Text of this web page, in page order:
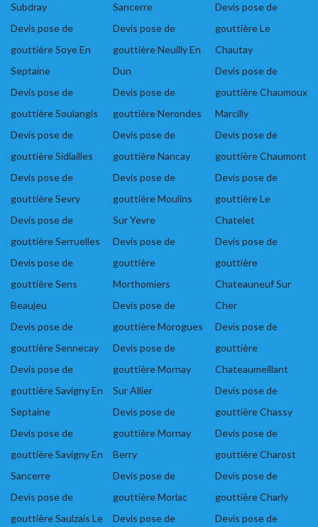
Subdray
Devis pose de
gouttière Soye En
Septaine
Devis pose de
gouttière Soulangis
Devis pose de
gouttière Sidiailles
Devis pose de
gouttière Sevry
Devis pose de
gouttière Serruelles
Devis pose de
gouttière Sens
Beaujeu
Devis pose de
gouttière Sennecay
Devis pose de
gouttière Savigny En
Septaine
Devis pose de
gouttière Savigny En
Sancerre
Devis pose de
gouttière Saulzais Le
Sancerre
Devis pose de
gouttière Neuilly En
Dun
Devis pose de
gouttière Nerondes
Devis pose de
gouttière Nancay
Devis pose de
gouttière Moulins
Sur Yevre
Devis pose de
gouttière
Morthomiers
Devis pose de
gouttière Morogues
Devis pose de
gouttière Mornay
Sur Allier
Devis pose de
gouttière Mornay
Berry
Devis pose de
gouttière Morlac
Devis pose de
Devis pose de
gouttière Le
Chautay
Devis pose de
gouttière Chaumoux
Marcilly
Devis pose de
gouttière Chaumont
Devis pose de
gouttière Le
Chatelet
Devis pose de
gouttière
Chateauneuf Sur
Cher
Devis pose de
gouttière
Chateaumeillant
Devis pose de
gouttière Chassy
Devis pose de
gouttière Charost
Devis pose de
gouttière Charly
Devis pose de